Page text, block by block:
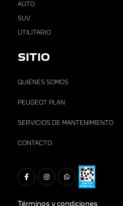
AUTO
SUV
UTILITARIO
SITIO
QUIÉNES SOMOS
PEUGEOT PLAN
SERVICIOS DE MANTENIMIENTO
CONTACTO
Términos y condiciones